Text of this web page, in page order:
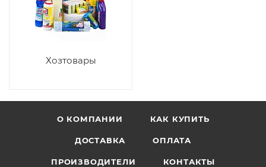
Хозтовары
О КОМПАНИИ КАК КУПИТЬ
ДОСТАВКА ОПЛАТА
ПРОИЗВОДИТЕЛИ КОНТАКТЫ